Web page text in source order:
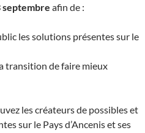
septembre afin de :
les solutions présentes sur le
transition de faire mieux
les créateurs de possibles et
sur le Pays d’Ancenis et ses